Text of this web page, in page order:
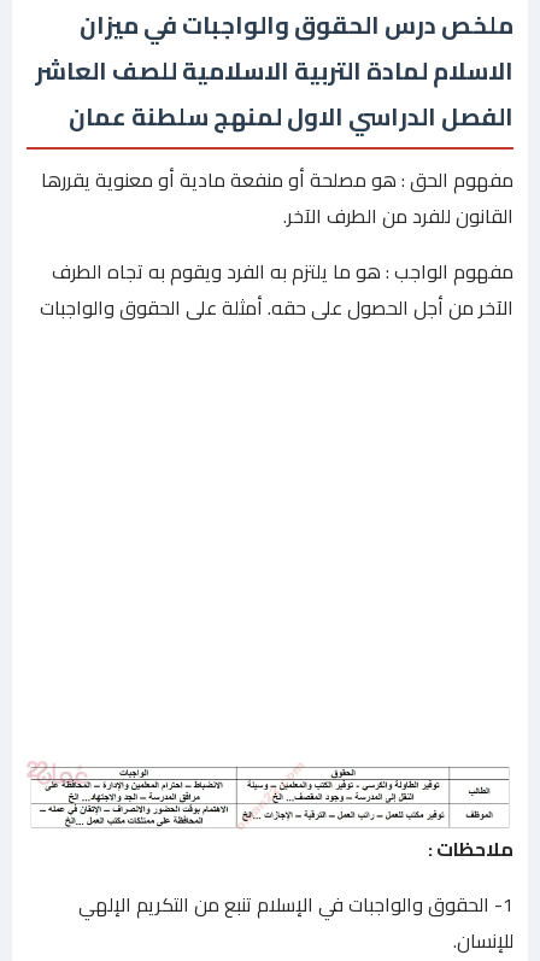
ملخص درس الحقوق والواجبات في ميزان
الاسلام لمادة التربية الاسلامية للصف العاشر
الفصل الدراسي الاول لمنهج سلطنة عمان
مفهوم الحق : هو مصلحة أو منفعة مادية أو معنوية يقررها
القانون للفرد من الطرف الآخر.
مفهوم الواجب : هو ما يلتزم به الفرد ويقوم به تجاه الطرف
الآخر من أجل الحصول على حقه. أمثلة على الحقوق والواجبات
ملاحظات :
1- الحقوق والواجبات في الإسلام تنبع من التكريم الإلهي
للإنسان.